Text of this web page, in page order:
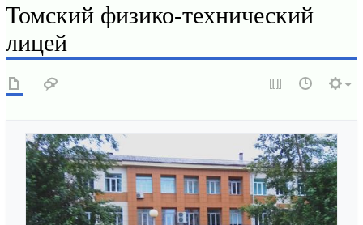
Томский физико-технический
лицей